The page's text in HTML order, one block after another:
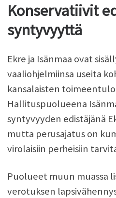
Konservatiivit
syntyvyyttä
Ekre ja Isänmaa ovat
vaaliohjelmiinsa useita
kansalaisten
Hallituspuolueena
syntyvyyden edistäjänä
mutta perusajatus on
virolaisiin perheisiin
Puolueet muun muassa
verotuksen